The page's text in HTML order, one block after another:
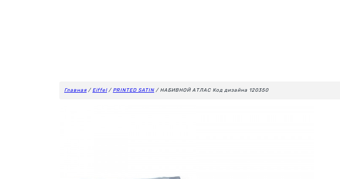
Главная / Eiffel/ PRINTED SATIN / НАБИВНОЙ АТЛАС Код дизайна 120350